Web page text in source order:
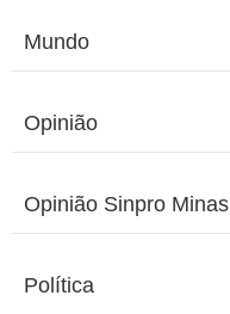
Mundo
Opinião
Opinião Sinpro Minas
Política